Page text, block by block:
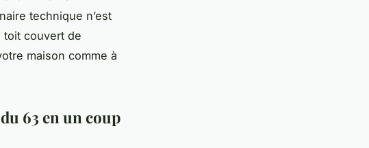
technique n’est
toit couvert de
maison comme à
63 en un coup